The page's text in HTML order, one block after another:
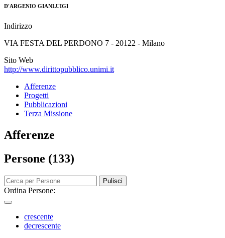
D'ARGENIO GIANLUIGI
Indirizzo
VIA FESTA DEL PERDONO 7 - 20122 - Milano
Sito Web
http://www.dirittopubblico.unimi.it
Afferenze
Progetti
Pubblicazioni
Terza Missione
Afferenze
Persone (133)
Pulisci
Ordina Persone:
crescente
decrescente